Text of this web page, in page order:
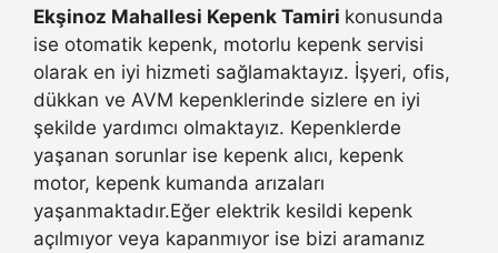
Ekşinoz Mahallesi Kepenk Tamiri konusunda
ise otomatik kepenk, motorlu kepenk servisi
olarak en iyi hizmeti sağlamaktayız. İşyeri, ofis,
dükkan ve AVM kepenklerinde sizlere en iyi
şekilde yardımcı olmaktayız. Kepenklerde
yaşanan sorunlar ise kepenk alıcı, kepenk
motor, kepenk kumanda arızaları
yaşanmaktadır.Eğer elektrik kesildi kepenk
açılmıyor veya kapanmıyor ise bizi aramanız